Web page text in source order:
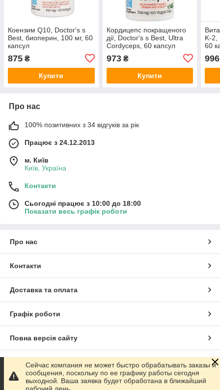
Коензим Q10, Doctor's s
Best, биоперин, 100 мг, 60
капсул
875 ₴
Купити
Кордицепс покращеного
дії, Doctor's s Best, Ultra
Cordyceps, 60 капсул
973₴
Купити
K-2,
60
996
Про нас
100% позитивних з 34 відгуків за рік
Працює з 24.12.2013
м. Київ
Київ, Україна
Контакти
Сьогодні працює з 10:00 до 18:00
Показати весь графік роботи
Про нас
Контакти
Доставка та оплата
Графік роботи
Повна версія сайту
Сайт створено на маркетплейсі Prom.ua
Політика конфіденційності
Сейчас компания не может быстро обрабатывать заказы и
сообщения, поскольку по ее графику работы сегодня
выходной. Ваша заявка будет обработана в ближайший